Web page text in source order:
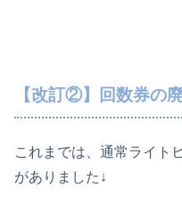
【改訂②】回数券の
これまでは、通常ライト
がありました↓